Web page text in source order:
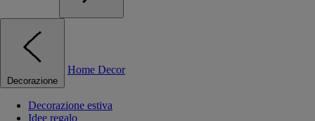
Decorazione
Home Decor
Decorazione estiva
Idee regalo